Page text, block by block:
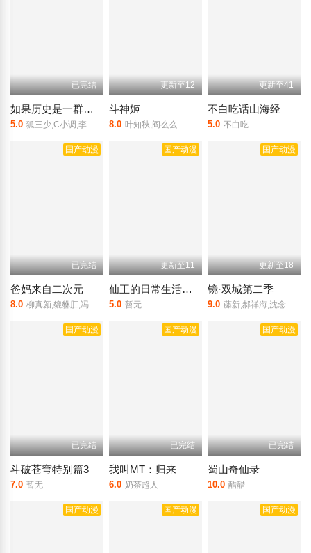
已完结
如果历史是一群喵第7季
5.0 狐三少,C小调,李轻扬,Tk菌,月夜桥
更新至12
斗神姬
8.0 叶知秋,阎么么
更新至41
不白吃话山海经
5.0 不白吃
国产动漫
已完结
爸妈来自二次元
8.0 柳真颜,貔貅肛,冯岚,路扬,张惠霖
国产动漫
更新至11
仙王的日常生活第二季
5.0 暂无
国产动漫
更新至18
镜·双城第二季
9.0 藤新,郝祥海,沈念如,阎么么
国产动漫
已完结
斗破苍穹特别篇3
7.0 暂无
国产动漫
已完结
我叫MT：归来
6.0 奶茶超人
国产动漫
已完结
蜀山奇仙录
10.0 醋醋
国产动漫 国产动漫 国产动漫